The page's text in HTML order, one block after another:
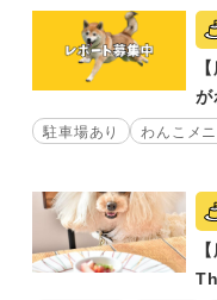
が
駐車場あり わんこメ